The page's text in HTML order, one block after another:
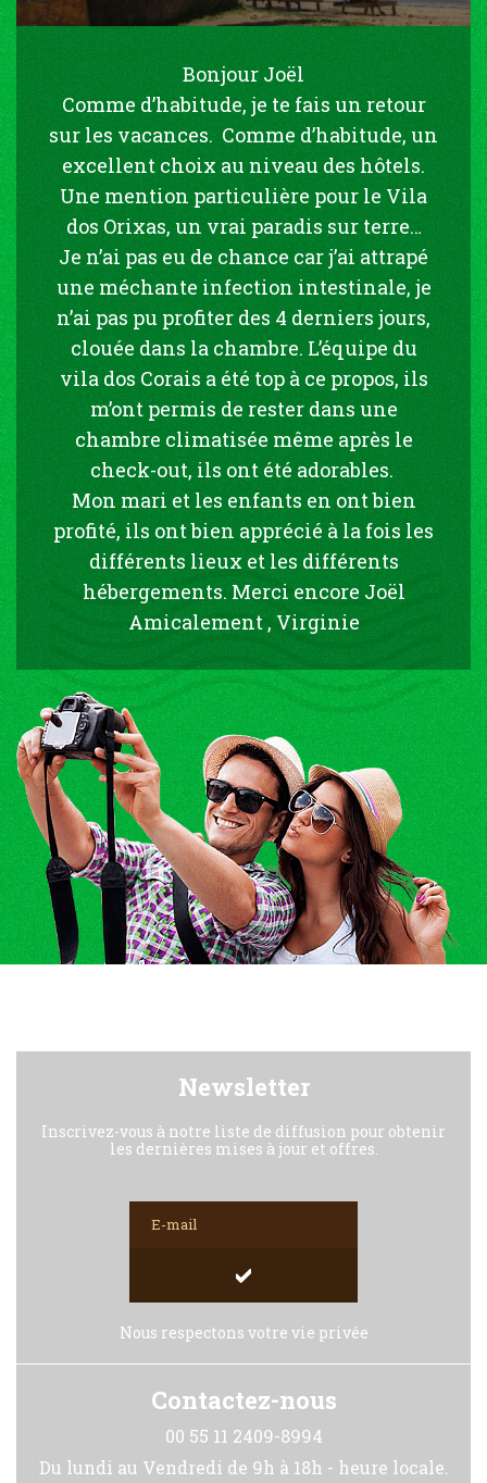
Bonjour Joël
Comme d’habitude, je te fais un retour
sur les vacances. Comme d’habitude, un
excellent choix au niveau des hôtels.
Une mention particulière pour le Vila
dos Orixas, un vrai paradis sur terre…
Je n’ai pas eu de chance car j’ai attrapé
une méchante infection intestinale, je
n’ai pas pu profiter des 4 derniers jours,
clouée dans la chambre. L’équipe du
vila dos Corais a été top à ce propos, ils
m’ont permis de rester dans une
chambre climatisée même après le
check-out, ils ont été adorables.
Mon mari et les enfants en ont bien
profité, ils ont bien apprécié à la fois les
différents lieux et les différents
hébergements. Merci encore Joël
Amicalement , Virginie
Newsletter
Inscrivez-vous à notre liste de diffusion pour obtenir
les dernières mises à jour et offres.
Nous respectons votre vie privée
Contactez-nous
00 55 11 2409-8994
Du lundi au Vendredi de 9h à 18h - heure locale.